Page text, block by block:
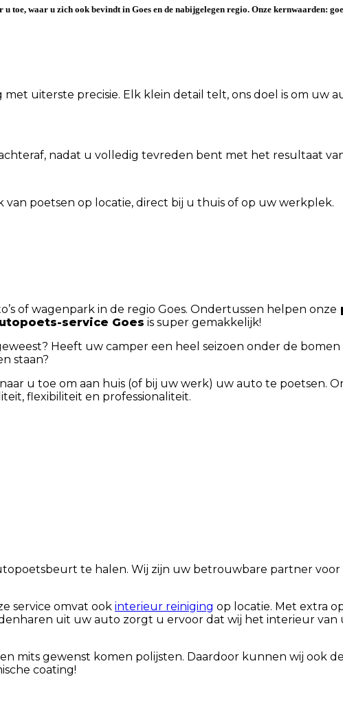
toe, waar u zich ook bevindt in Goes en de nabijgelegen regio. Onze kernwaarden:
uiterste precisie. Elk klein detail telt, ons doel is om uw
nadat u volledig tevreden bent met het resultaat
poetsen op locatie, direct bij u thuis of op uw werkplek.
of wagenpark in de regio Goes. Ondertussen helpen onze
service Goes is super gemakkelijk!
Heeft uw camper een heel seizoen onder de bomen
staan?
u toe om aan huis (of bij uw werk) uw auto te poetsen.
flexibiliteit en professionaliteit.
te halen. Wij zijn uw betrouwbare partner voor
service omvat ook interieur reiniging op locatie. Met extra
uit uw auto zorgt u ervoor dat wij het interieur van
mits gewenst komen polijsten. Daardoor kunnen wij ook
coating!